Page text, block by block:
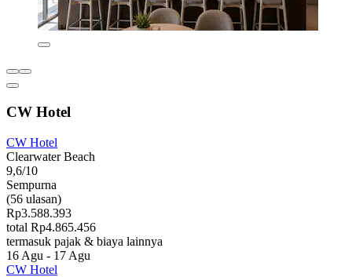
CW Hotel
CW Hotel
Clearwater Beach
9,6/10
Sempurna
(56 ulasan)
Rp3.588.393
total Rp4.865.456
termasuk pajak & biaya lainnya
16 Agu - 17 Agu
CW Hotel